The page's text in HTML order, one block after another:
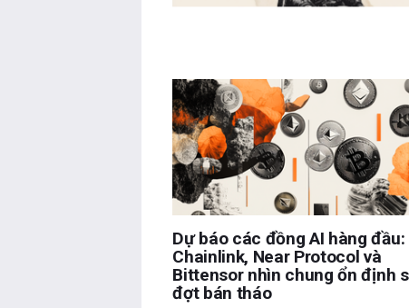
Dự báo các đồng AI hàng đầu:
Chainlink, Near Protocol và
Bittensor nhìn chung ổn định
đợt bán tháo